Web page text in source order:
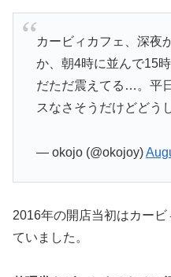
カービィカフェ、深夜
か、朝4時に並んで15
だただ震えてる…。平
スなさそうだけどどう
— okojo (@okojoy)
2016年の開店当初はカー
ていました。